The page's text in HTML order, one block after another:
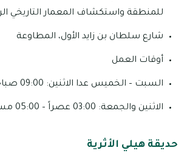
للمنطقة واستكشاف المعمار التاريخي
شارع سلطان بن زايد الأول، المطاوعة
أوقات العمل
السبت – الخميس عدا الاثنين: 09:00 صباحاً – 05:00 مساءً
الاثنين والجمعة: 03:00 عصراً – 05:00 مساءً
حديقة هيلي الأثرية